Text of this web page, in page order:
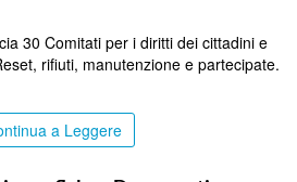
30 Comitati per i diritti dei cittadini e
rifiuti, manutenzione e partecipate.
a Leggere